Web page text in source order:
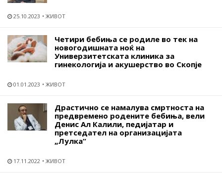
25.10.2023 ЖИВОТ
Четири бебиња се родиле во тек на
новогодишната ноќ на
Универзитетската клиника за
гинекологија и акушерство во Скопје
01.01.2023 ЖИВОТ
Драстично се намалува смртноста на
предвремено родените бебиња, вели
Денис Ал Калили, педијатар и
претседател на организацијата
„Лулка“
17.11.2022 ЖИВОТ